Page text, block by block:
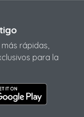
rápidas,
para la